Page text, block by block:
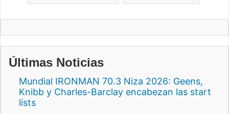
Últimas Noticias
Mundial IRONMAN 70.3 Niza 2026: Geens,
Knibb y Charles-Barclay encabezan las start
lists